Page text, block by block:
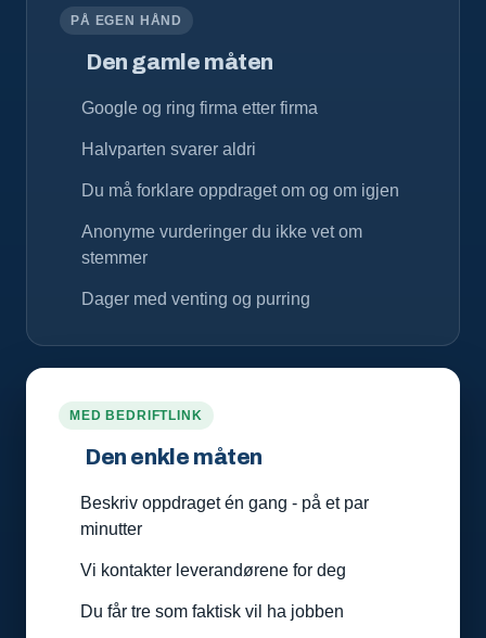
PÅ EGEN HÅND
Den gamle måten
Google og ring firma etter firma
Halvparten svarer aldri
Du må forklare oppdraget om og om igjen
Anonyme vurderinger du ikke vet om
stemmer
Dager med venting og purring
MED BEDRIFTLINK
Den enkle måten
Beskriv oppdraget én gang - på et par
minutter
Vi kontakter leverandørene for deg
Du får tre som faktisk vil ha jobben